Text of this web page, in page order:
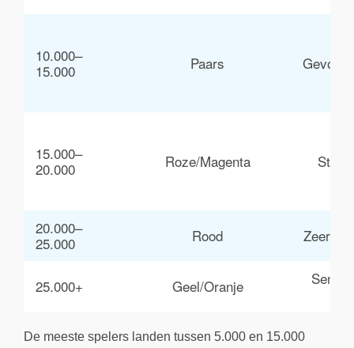
10.000–
15.000
Paars
15.000–
20.000
Roze/Magenta
20.000–
25.000
Rood Zeer
25.000+ Geel/Oranje
Semi-
De meeste spelers landen tussen 5.000 en 15.000